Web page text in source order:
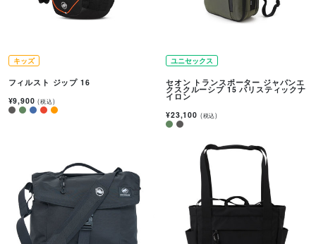
キッズ
フィルスト ジップ 16
¥9,900(税込)
ユニセックス
セオン トランスポーター ジャパンエ
クスクルーシブ 15 バリスティックナ
イロン
¥23,100 (税込)